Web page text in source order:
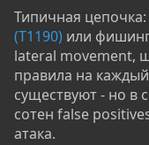
Типичная цепочка:
(T1190) или
lateral movement,
правила на
существуют - но в
сотен false
атака.